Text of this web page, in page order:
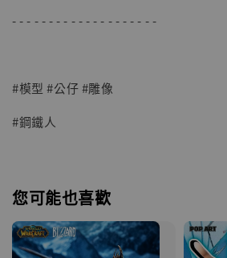
- - - - - - - - - - - - - - - - - - - -
#模型 #公仔 #雕像
#鋼鐵人
您可能也喜歡